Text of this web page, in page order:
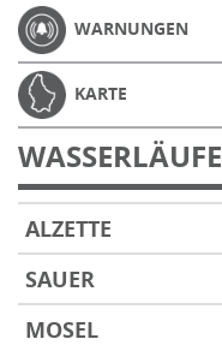
WARNUNGEN
KARTE
WASSERLÄUFE
ALZETTE
SAUER
MOSEL